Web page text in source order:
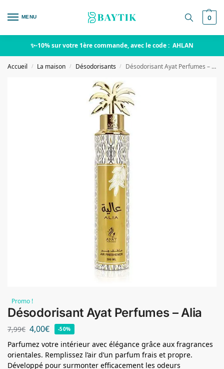
MENU 0
✨-10% sur votre 1ère commande, avec le code : AHLAN
Accueil / La maison / Désodorisants / Désodorisant Ayat Perfumes – Alia
Promo !
Désodorisant Ayat Perfumes – Alia
7,99€ 4,00€ -50%
Parfumez votre intérieur avec élégance grâce aux fragrances
orientales. Remplissez l’air d’un parfum frais et propre.
Développé pour surmonter efficacement les odeurs